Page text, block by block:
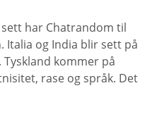
har Chatrandom til
Italia og India blir sett på
kommer på
rase og språk. Det